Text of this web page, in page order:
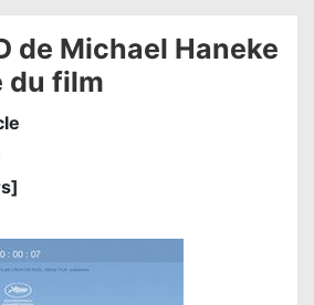
de Michael Haneke
du film